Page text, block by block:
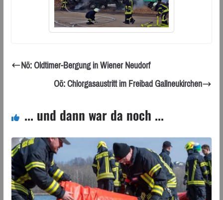
Nö: Oldtimer-Bergung in Wiener Neudorf
Oö: Chlorgasaustritt im Freibad Gallneukirchen
... und dann war da noch ...